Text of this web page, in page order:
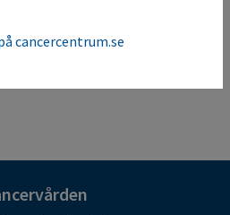
(2026-04-26)
cancercentrum.se